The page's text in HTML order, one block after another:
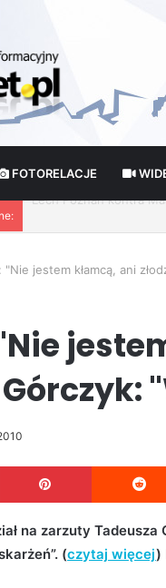
FOTORELACJE
"Nie jestem kłamcą, ani
Pinterest
na zarzuty
(czytaj więcej)